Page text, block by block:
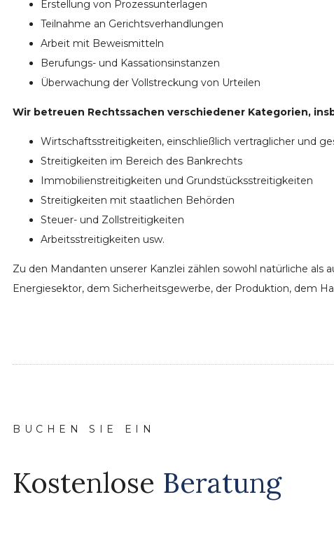
Erstellung von Prozessunterlagen
Teilnahme an Gerichtsverhandlungen
Arbeit mit Beweismitteln
Berufungs- und Kassationsinstanzen
Überwachung der Vollstreckung von Urteilen
Wir betreuen Rechtssachen verschiedener Kategorien,
Wirtschaftsstreitigkeiten, einschließlich vertraglicher und
Streitigkeiten im Bereich des Bankrechts
Immobilienstreitigkeiten und Grundstücksstreitigkeiten
Streitigkeiten mit staatlichen Behörden
Steuer- und Zollstreitigkeiten
Arbeitsstreitigkeiten usw.
Zu den Mandanten unserer Kanzlei zählen sowohl natürliche als
Energiesektor, dem Sicherheitsgewerbe, der Produktion, dem
BUCHEN SIE EIN
Kostenlose Beratung